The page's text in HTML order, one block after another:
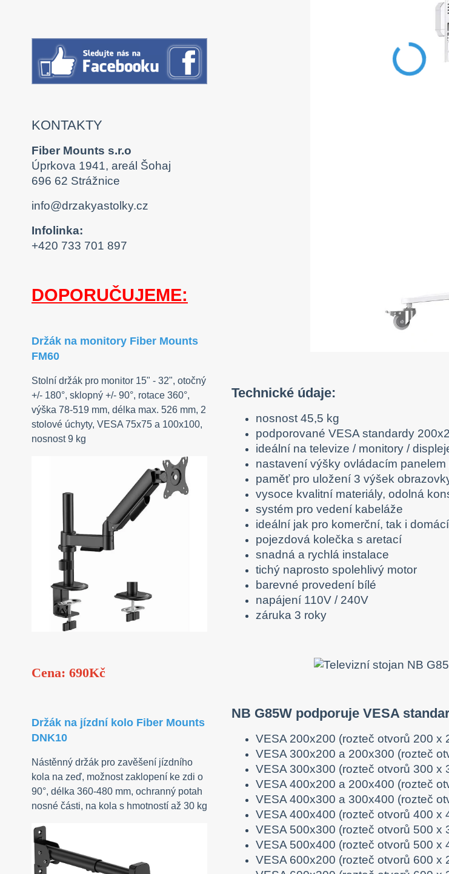
KONTAKTY
Fiber Mounts s.r.o
Úprkova 1941, areál Šohaj
696 62 Strážnice
info@drzakyastolky.cz
Infolinka:
+420 733 701 897
DOPORUČUJEME:
Držák na monitory Fiber Mounts
FM60
Stolní držák pro monitor 15" - 32", otočný
+/- 180°, sklopný +/- 90°, rotace 360°,
výška 78-519 mm, délka max. 526 mm, 2
stolové úchyty, VESA 75x75 a 100x100,
nosnost 9 kg
Cena: 690Kč
Držák na jízdní kolo Fiber Mounts
DNK10
Nástěnný držák pro zavěšení jízdního
kola na zeď, možnost zaklopení ke zdi o
90°, délka 360-480 mm, ochranný potah
nosné části, na kola s hmotností až 30 kg
Technické údaje:
nosnost 45,5 kg
podporované VESA standardy
ideální na televize / monitory /
nastavení výšky ovládacím
paměť pro uložení 3 výšek
vysoce kvalitní materiály, odolná
systém pro vedení kabeláže
ideální jak pro komerční, tak i
pojezdová kolečka s aretací
snadná a rychlá instalace
tichý naprosto spolehlivý motor
barevné provedení bílé
napájení 110V / 240V
záruka 3 roky
NB G85W podporuje VESA
VESA 200x200 (rozteč otvorů 200 x
VESA 300x200 a 200x300 (rozteč
VESA 300x300 (rozteč otvorů 300 x
VESA 400x200 a 200x400 (rozteč
VESA 400x300 a 300x400 (rozteč
VESA 400x400 (rozteč otvorů 400 x
VESA 500x300 (rozteč otvorů 500 x
VESA 500x400 (rozteč otvorů 500 x
VESA 600x200 (rozteč otvorů 600 x